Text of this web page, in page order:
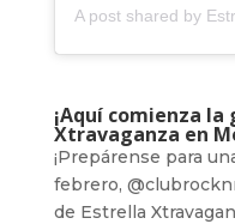
¡Aquí comienza
Xtravaganza en
¡Prepárense para
febrero,
de Estrella